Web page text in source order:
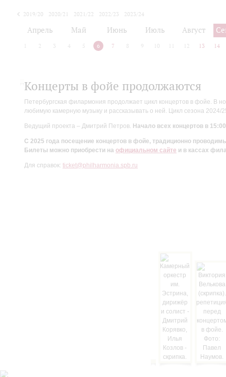
2019/20 2020/21 2021/22 2022/23
2023/24
Апрель Май Июнь Июль Август
2 3 4 5 6 7 8 9 10 12 13 14
Концерты в фойе продолжаются
Петербургская филармония продолжает цикл концертов в фойе. В
любимую камерную музыку и рассказывать о ней. Цикл сезона
Ведущий проекта – Дмитрий Петров. Начало всех концертов в
С 2025 года посещение концертов в фойе, традиционно
Билеты можно приобрести на официальном сайте и в кассах
Для справок: ticket@philharmonia.spb.ru